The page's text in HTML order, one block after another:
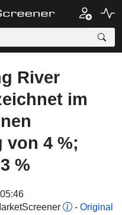
River
im
von 4 %;
%
- Original